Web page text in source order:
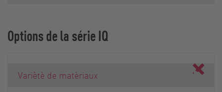
Options de la série IQ
Variètè de matèriaux